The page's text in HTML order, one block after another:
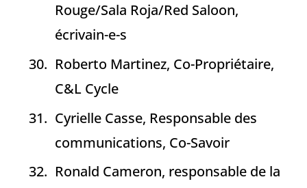
Rouge/Sala Roja/Red Saloon,
écrivain-e-s
Roberto Martinez, Co-Propriétaire,
C&L Cycle
Cyrielle Casse, Responsable des
communications, Co-Savoir
Ronald Cameron, responsable de la